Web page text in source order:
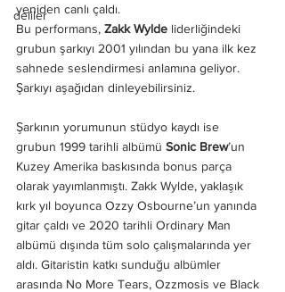
deliler
yeniden canlı çaldı.
Bu performans, Zakk Wylde liderliğindeki
grubun şarkıyı 2001 yılından bu yana ilk kez
sahnede seslendirmesi anlamına geliyor.
Şarkıyı aşağıdan dinleyebilirsiniz.
Şarkının yorumunun stüdyo kaydı ise
grubun 1999 tarihli albümü Sonic Brew’un
Kuzey Amerika baskısında bonus parça
olarak yayımlanmıştı. Zakk Wylde, yaklaşık
kırk yıl boyunca Ozzy Osbourne’un yanında
gitar çaldı ve 2020 tarihli Ordinary Man
albümü dışında tüm solo çalışmalarında yer
aldı. Gitaristin katkı sunduğu albümler
arasında No More Tears, Ozzmosis ve Black